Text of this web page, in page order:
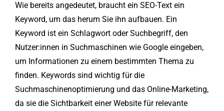
Wie bereits angedeutet, braucht ein SEO-Text ein
Keyword, um das herum Sie ihn aufbauen. Ein
Keyword ist ein Schlagwort oder Suchbegriff, den
Nutzer:innen in Suchmaschinen wie Google eingeben,
um Informationen zu einem bestimmten Thema zu
finden. Keywords sind wichtig für die
Suchmaschinenoptimierung und das Online-Marketing,
da sie die Sichtbarkeit einer Website für relevante